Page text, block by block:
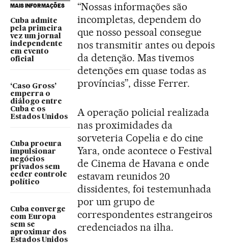
MAIS INFORMAÇÕES
Cuba admite
pela primeira
vez um jornal
independente
em evento
oficial
‘Caso Gross’
emperra o
diálogo entre
Cuba e os
Estados Unidos
Cuba procura
impulsionar
negócios
privados sem
ceder controle
político
Cuba converge
com Europa
sem se
aproximar dos
Estados Unidos
“Nossas informações são
incompletas, dependem do
que nosso pessoal consegue
nos transmitir antes ou depois
da detenção. Mas tivemos
detenções em quase todas as
províncias”, disse Ferrer.
A operação policial realizada
nas proximidades da
sorveteria Copelia e do cine
Yara, onde acontece o Festival
de Cinema de Havana e onde
estavam reunidos 20
dissidentes, foi testemunhada
por um grupo de
correspondentes estrangeiros
credenciados na ilha.